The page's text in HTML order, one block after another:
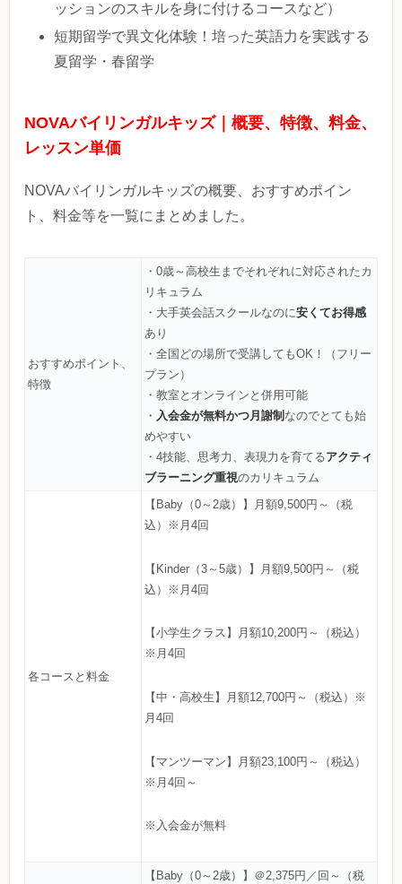
ッションのスキルを身に付けるコースなど）
短期留学で異文化体験！培った英語力を実践する
夏留学・春留学
NOVAバイリンガルキッズ｜概要、特徴、料金、
レッスン単価
NOVAバイリンガルキッズの概要、おすすめポイン
ト、料金等を一覧にまとめました。
おすすめポイント、
特徴
・0歳～高校生までそれぞれに対応されたカ
リキュラム
・大手英会話スクールなのに安くてお得感
あり
・全国どの場所で受講してもOK！（フリー
プラン）
・教室とオンラインと併用可能
・ 入会金が無料かつ月謝制なのでとても始
めやすい
・4技能、思考力、表現力を育てるアクティ
ブラーニング重視のカリキュラム
各コースと料金
【Baby（0～2歳）】月額9,500円～（税
込）※月4回
【Kinder（3～5歳）】月額9,500円～（税
込）※月4回
【小学生クラス】月額10,200円～（税込）
※月4回
【中・高校生】月額12,700円～（税込）※
月4回
【マンツーマン】月額23,100円～（税込）
※月4回～
※入会金が無料
【Baby（0～2歳）】＠2,375円／回～（税